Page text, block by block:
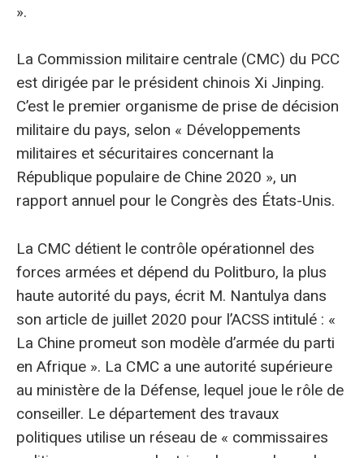
».
La Commission militaire centrale (CMC) du PCC
est dirigée par le président chinois Xi Jinping.
C’est le premier organisme de prise de décision
militaire du pays, selon « Développements
militaires et sécuritaires concernant la
République populaire de Chine 2020 », un
rapport annuel pour le Congrès des États-Unis.
La CMC détient le contrôle opérationnel des
forces armées et dépend du Politburo, la plus
haute autorité du pays, écrit M. Nantulya dans
son article de juillet 2020 pour l’ACSS intitulé : «
La Chine promeut son modèle d’armée du parti
en Afrique ». La CMC a une autorité supérieure
au ministère de la Défense, lequel joue le rôle de
conseiller. Le département des travaux
politiques utilise un réseau de « commissaires